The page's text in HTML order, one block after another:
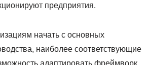
предприятия.
начать с основных
наиболее соответствующие
адаптировать фреймворк